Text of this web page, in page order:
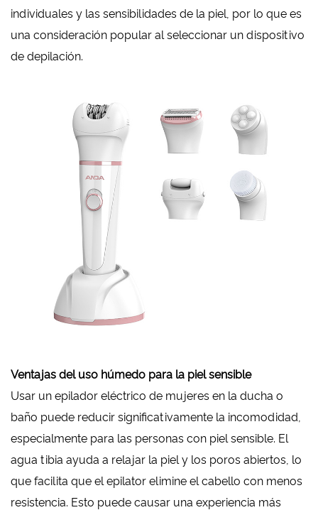
individuales y las sensibilidades de la piel, por lo que es
una consideración popular al seleccionar un dispositivo
de depilación.
Ventajas del uso húmedo para la piel sensible
Usar un epilador eléctrico de mujeres en la ducha o
baño puede reducir significativamente la incomodidad,
especialmente para las personas con piel sensible. El
agua tibia ayuda a relajar la piel y los poros abiertos, lo
que facilita que el epilator elimine el cabello con menos
resistencia. Esto puede causar una experiencia más